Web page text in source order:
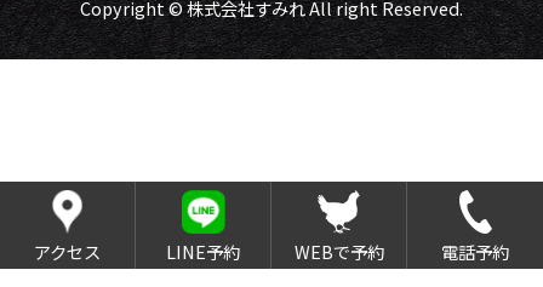
Copyright © 株式会社すみれ All right Reserved.
アクセス LINE予約 WEBで予約 電話予約